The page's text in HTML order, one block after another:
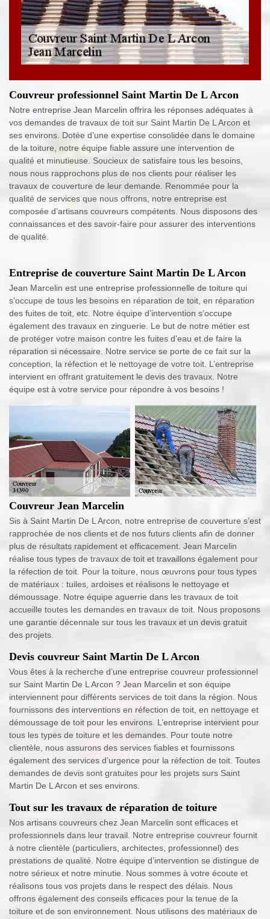
Couvreur professionnel Saint Martin De L Arcon
Notre entreprise Jean Marcelin offrira les réponses adéquates à
vos demandes de travaux de toit sur Saint Martin De L Arcon et
ses environs. Dotée d’une expertise consolidée dans le domaine
de la toiture, notre équipe fiable assure une intervention de
qualité et minutieuse. Soucieux de satisfaire tous les besoins,
nous nous rapprochons plus de nos clients pour réaliser les
travaux de couverture de leur demande. Renommée pour la
qualité de services que nous offrons, notre entreprise est
composée d’artisans couvreurs compétents. Nous disposons des
connaissances et des savoir-faire pour assurer des interventions
de qualité.
Entreprise de couverture Saint Martin De L Arcon
Jean Marcelin est une entreprise professionnelle de toiture qui
s’occupe de tous les besoins en réparation de toit, en réparation
des fuites de toit, etc. Notre équipe d’intervention s’occupe
également des travaux en zinguerie. Le but de notre métier est
de protéger votre maison contre les fuites d’eau et de faire la
réparation si nécessaire. Notre service se porte de ce fait sur la
conception, la réfection et le nettoyage de votre toit. L’entreprise
intervient en offrant gratuitement le devis des travaux. Notre
équipe est à votre service pour répondre à vos besoins !
Couvreur Jean Marcelin
Sis à Saint Martin De L Arcon, notre entreprise de couverture s’est
rapprochée de nos clients et de nos futurs clients afin de donner
plus de résultats rapidement et efficacement. Jean Marcelin
réalise tous types de travaux de toit et travaillons également pour
la réfection de toit. Pour la toiture, nous œuvrons pour tous types
de matériaux : tuiles, ardoises et réalisons le nettoyage et
démoussage. Notre équipe aguerrie dans les travaux de toit
accueille toutes les demandes en travaux de toit. Nous proposons
une garantie décennale sur tous les travaux et un devis gratuit
des projets.
Devis couvreur Saint Martin De L Arcon
Vous êtes à la recherche d’une entreprise couvreur professionnel
sur Saint Martin De L Arcon ? Jean Marcelin et son équipe
interviennent pour différents services de toit dans la région. Nous
fournissons des interventions en réfection de toit, en nettoyage et
démoussage de toit pour les environs. L’entreprise intervient pour
tous les types de toiture et les demandes. Pour toute notre
clientèle, nous assurons des services fiables et fournissons
également des services d’urgence pour la réfection de toit. Toutes
demandes de devis sont gratuites pour les projets surs Saint
Martin De L Arcon et ses environs.
Tout sur les travaux de réparation de toiture
Nos artisans couvreurs chez Jean Marcelin sont efficaces et
professionnels dans leur travail. Notre entreprise couvreur fournit
à notre clientèle (particuliers, architectes, professionnel) des
prestations de qualité. Notre équipe d’intervention se distingue de
notre sérieux et notre minutie. Nous sommes à votre écoute et
réalisons tous vos projets dans le respect des délais. Nous
offrons également des conseils efficaces pour la tenue de la
toiture et de son environnement. Nous utilisons des matériaux de